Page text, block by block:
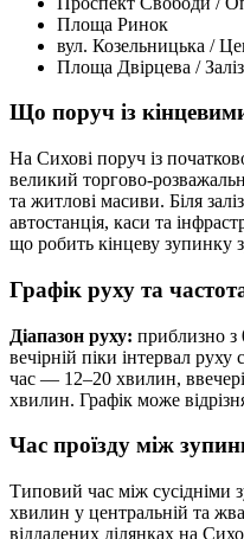
Площа Ринок
вул. Козельницька /
Площа Двірцева /
Що поруч із
На Сихові поруч із
великий торгово-
та житлові масиви. Біля
автостанція, каси та
що робить кінцеву зупинку
Графік руху та
Діапазон руху: приблизно з
вечірній піки інтервал
час — 12–20 хвилин,
хвилин. Графік може
Час проїзду між
Типовий час між сусідніми
хвилин у центральній та
віддалених ділянках на